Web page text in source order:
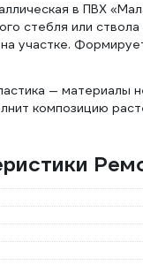
в ПВХ
стебля или
участке.
—
композицию